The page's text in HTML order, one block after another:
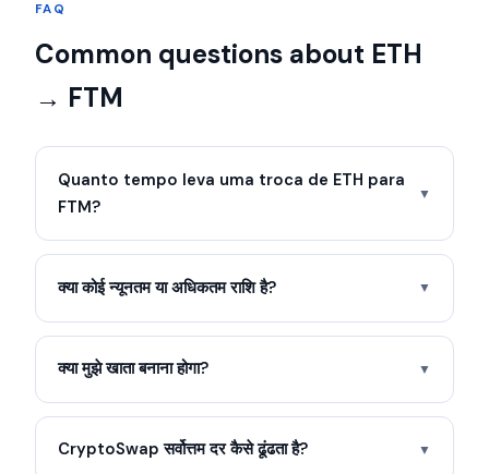
FAQ
Common questions about ETH
→ FTM
Quanto tempo leva uma troca de ETH para
FTM?
▼
क्या कोई न्यूनतम या अधिकतम राशि है? ▼
क्या मुझे खाता बनाना होगा? ▼
CryptoSwap सर्वोत्तम दर कैसे ढूंढता है? ▼